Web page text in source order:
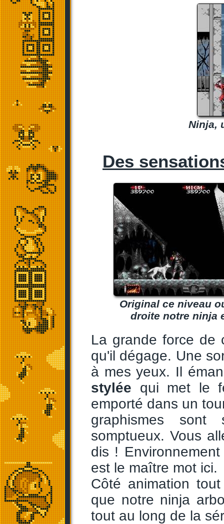
Ninja,
Des
Original ce niveau
droite notre ninja
La grande force de
qu'il dégage. Une
à mes yeux. Il
stylée qui met le
emporté dans un
graphismes
somptueux. Vous
dis !
est le maître mot ici.
Côté animation
que notre ninja
tout au long de la